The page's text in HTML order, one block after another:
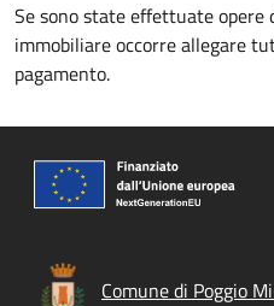
Se sono state effettuate
immobiliare occorre allegare
pagamento.
Comune di Poggio